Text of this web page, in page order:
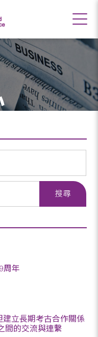
周年
立長期考古合作關係
間的交流與連繫